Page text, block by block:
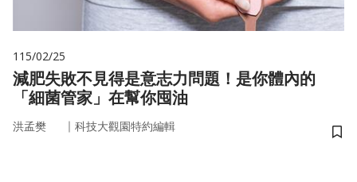
115/02/25
減肥失敗不見得是意志力問題！是你體內的
「細菌管家」在幫你囤油
洪孟樊 ｜ 科技大觀園特約編輯
儲